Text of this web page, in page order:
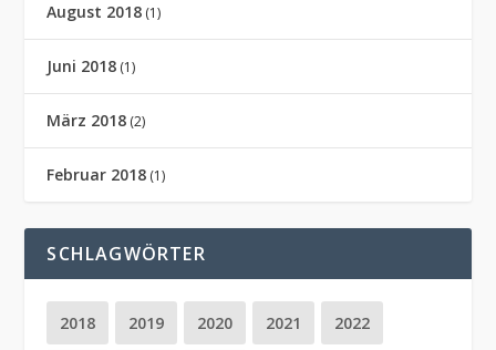
August 2018 (1)
Juni 2018 (1)
März 2018 (2)
Februar 2018 (1)
SCHLAGWÖRTER
2018 2019 2020 2021 2022